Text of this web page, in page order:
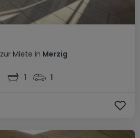
zur Miete in Merzig
1 1